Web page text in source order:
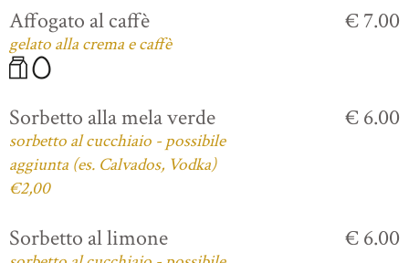
Affogato al caffè
gelato alla crema e caffè
€ 7.00
Sorbetto alla mela verde
sorbetto al cucchiaio - possibile
aggiunta (es. Calvados, Vodka)
€2,00
€ 6.00
Sorbetto al limone € 6.00